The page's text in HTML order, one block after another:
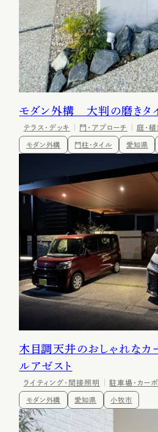
モダン外構 大判の磨きタ
テラス・デッキ 門・アプローチ 庭・
モダン外構 門柱・タイル 愛知県
木目調天井のおしゃれなカ
ルアゼスト
ライティング・間接照明 駐車場・カーポ
モダン外構 愛知県 小牧市